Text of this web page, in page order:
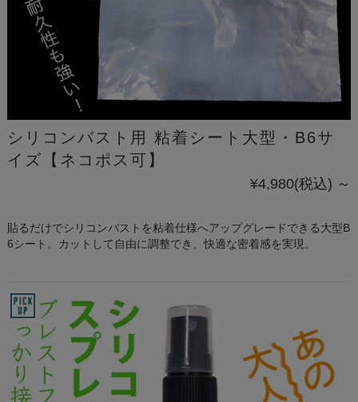
シリコンバスト用 粘着シート大型・B6サ
イズ【ネコポス可】
¥4,980(税込) ～
貼るだけでシリコンバストを粘着仕様へアップグレードできる大型B
6シート。カットして自由に調整でき、快適な密着感を実現。